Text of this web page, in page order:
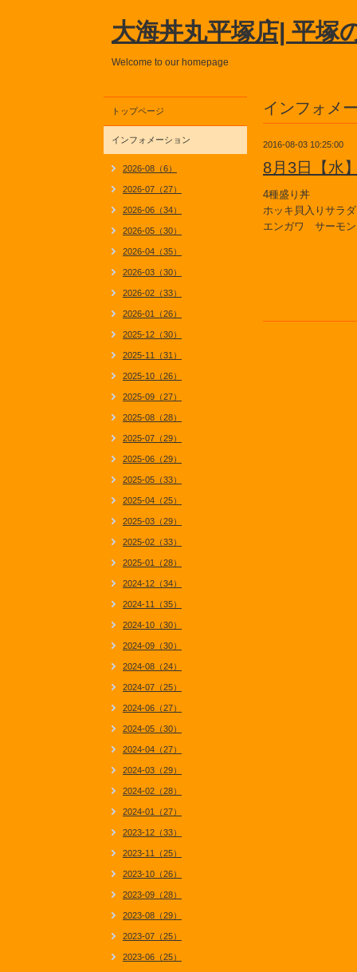
大海丼丸平塚店| 平塚
Welcome to our homepage
インフォメ
2016-08-03 10:25:00
8月3日【水
4種盛り丼
ホッキ貝入りサラ
エンガワ サーモン
トップページ
インフォメーション
2026-08（6）
2026-07（27）
2026-06（34）
2026-05（30）
2026-04（35）
2026-03（30）
2026-02（33）
2026-01（26）
2025-12（30）
2025-11（31）
2025-10（26）
2025-09（27）
2025-08（28）
2025-07（29）
2025-06（29）
2025-05（33）
2025-04（25）
2025-03（29）
2025-02（33）
2025-01（28）
2024-12（34）
2024-11（35）
2024-10（30）
2024-09（30）
2024-08（24）
2024-07（25）
2024-06（27）
2024-05（30）
2024-04（27）
2024-03（29）
2024-02（28）
2024-01（27）
2023-12（33）
2023-11（25）
2023-10（26）
2023-09（28）
2023-08（29）
2023-07（25）
2023-06（25）